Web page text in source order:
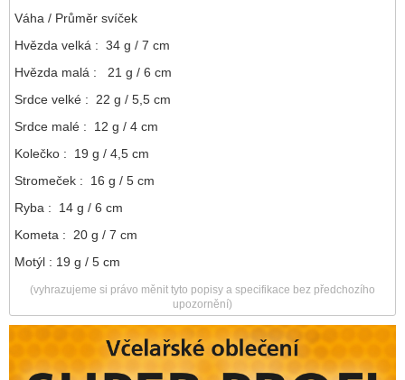
Váha / Průměr svíček
Hvězda velká : 34 g / 7 cm
Hvězda malá : 21 g / 6 cm
Srdce velké : 22 g / 5,5 cm
Srdce malé : 12 g / 4 cm
Kolečko : 19 g / 4,5 cm
Stromeček : 16 g / 5 cm
Ryba : 14 g / 6 cm
Kometa : 20 g / 7 cm
Motýl : 19 g / 5 cm
(vyhrazujeme si právo měnit tyto popisy a specifikace bez předchozího
upozornění)